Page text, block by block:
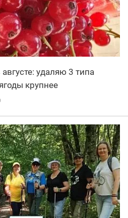
удаляю 3 типа
крупнее